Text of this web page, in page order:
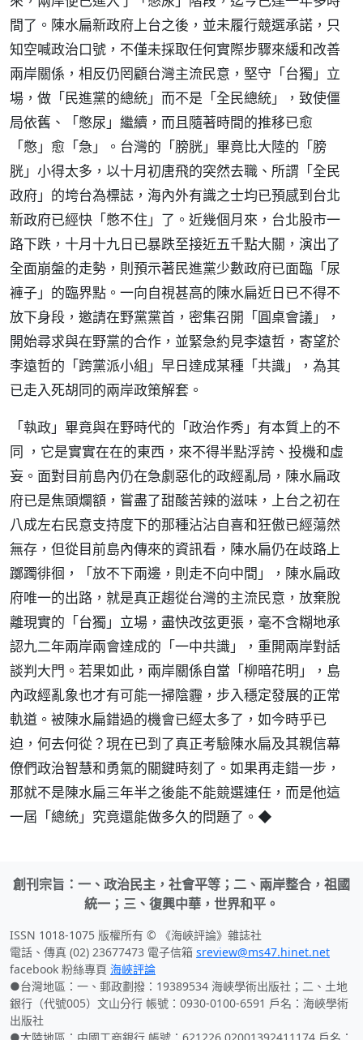
間了。陳水扁新政府上台之後，並未履行競選承諾，只
知空喊政治口號，不僅未採取任何實際步驟來緩和改善
兩岸關係，相反仍罔顧台灣主流民意，堅守「台獨」立
場，做「民進黨的總統」而不是「全民總統」，致使僵
局依舊、「憋尿」繼續，而且隨著時間的推移已愈
「憋」愈「急」。台灣的「膀胱」畢竟比大陸的「膀
胱」小得太多，以十月初唐飛的突然去職、所謂「全民
政府」的垮台為標誌，海內外有識之士均已預感到台北
新政府已經快「憋不住」了。近幾個月來，台北股市一
路下跌，十月十九日已暴跌至接近五千點大關，演出了
全面崩盤的走勢，則預示著民進黨少數政府已面臨「尿
褲子」的臨界點。一向自視甚高的陳水扁近日已不得不
放下身段，邀請在野黨黨首，密集召開「圓桌會議」，
開始尋求與在野黨的合作，並緊急約見李遠哲，寄望於
李遠哲的「跨黨派小組」早日達成某種「共識」，為其
已走入死胡同的兩岸政策解套。
「執政」畢竟與在野時代的「政治作秀」有本質上的不
同 ，它是實實在在的東西，來不得半點浮誇、投機和虛
妄。面對目前島內仍在急劇惡化的政經亂局，陳水扁政
府已是焦頭爛額，嘗盡了甜酸苦辣的滋味，上台之初在
八成左右民意支持度下的那種沾沾自喜和狂傲已經蕩然
無存，但從目前島內傳來的資訊看，陳水扁仍在歧路上
躑躅徘徊，「放不下兩邊，則走不向中間」，陳水扁政
府唯一的出路，就是真正趨從台灣的主流民意，放棄脫
離現實的「台獨」立場，盡快改弦更張，毫不含糊地承
認九二年兩岸兩會達成的「一中共識」，重開兩岸對話
談判大門。若果如此，兩岸關係自當「柳暗花明」，島
內政經亂象也才有可能一掃陰霾，步入穩定發展的正常
軌道。被陳水扁錯過的機會已經太多了，如今時乎已
迫，何去何從？現在已到了真正考驗陳水扁及其親信幕
僚們政治智慧和勇氣的關鍵時刻了。如果再走錯一步，
那就不是陳水扁三年半之後能不能競選連任，而是他這
一屆「總統」究竟還能做多久的問題了。◆
創刊宗旨：一、政治民主，社會平等；二、兩岸整合，祖國
統一；三、復興中華，世界和平。
ISSN 1018-1075 版權所有 © 《海峽評論》雜誌社
電話、傳真 (02) 23677473 電子信箱 sreview@ms47.hinet.net
facebook 粉絲專頁 海峽評論
●台灣地區：一、郵政劃撥：19389534 海峽學術出版社；二、土地
銀行（代號005）文山分行 帳號：0930-0100-6591 戶名：海峽學術
出版社